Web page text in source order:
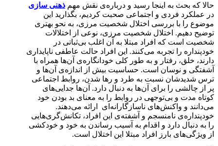
حالا که بحث به اینجا رسید و درباره‌ی نقش مهم ذهنی سازی
در عملکرد فردی و اجتماعی صحبت کردیم، بگذارید این
موضوع را با بررسی اختلال شخصیت مرزی، به نحو بهتری
توضیح دهیم. اختلال شخصیت مرزی، نوعی از اختلالات
شخصیت است که افراد مبتلا به آن اغلب بی‌ثباتی در
خودپنداره را تجربه می‌کنند. این افراد حالت عاطفی ناپایداری
دارند، خلق، رفتار و به طور کلی خودانگاره‌ی آن‌ها همراه با
آشفتگی و نوسان است. حساسیت بیش از اندازه‌ی آن‌ها و
ترس شدیدشان نسبت به طرد و رها شدن، روابط اجتماعی
پر از چالشی را برای آن‌ها به دنبال دارد. آن‌ها جدایی‌های
کوتاه مدت و بی‌توجهی در روابط را به معنای بد بودن خود
می‌دانند و واکنش‌های ناسازگارانه‌ای ارائه می‌دهند.
خودپنداره‌ی نامنسجم و آشفته‌ی این افراد، تکانش‌گری‌هایی
را به دنبال دارد و اقدام به آسیب رساندن به خود و خودکشی
از ویژگی‌های بارز افراد مبتلا این اختلال است.